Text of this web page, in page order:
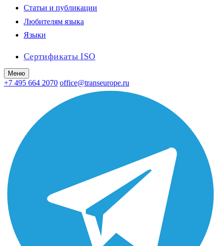
Статьи и публикации
Любителям языка
Языки
Сертификаты ISO
Меню
+7 495 664 2070 office@transeurope.ru